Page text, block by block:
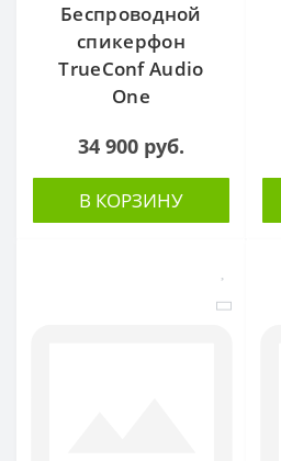
Беспроводной
спикерфон
TrueConf Audio
One
34 900 руб.
В КОРЗИНУ